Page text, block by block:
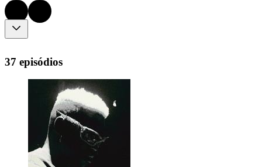
37 episódios